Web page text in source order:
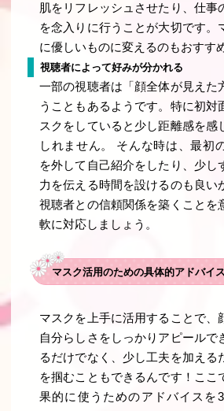
肌をリフレッシュさせたり、仕事
を念入りに行うことが大切です。
に優しいものに変えるのもおすす
視聴者によって好みが分かれる
一部の視聴者は「顔全体が見えた
うこともあるようです。特に初対
スクをしていると少し距離感を感
しれません。 そんな時は、最初
を外して自己紹介をしたり、少し
力を伝える時間を設けるのも良い
視聴者との信頼関係を築くことを
軟に対応しましょう。
マスク活用のための具体的アドバイス
マスクを上手に活用することで、
自分らしさをしっかりアピールで
るだけでなく、少し工夫を加える
を掴むこともできるんです！ここ
果的に使うためのアドバイスを